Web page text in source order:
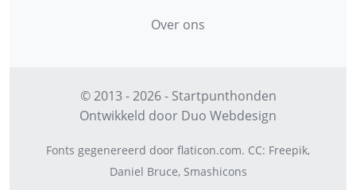
Over ons
© 2013 - 2026 - Startpunthonden
Ontwikkeld door Duo Webdesign
Fonts gegenereerd door flaticon.com. CC: Freepik,
Daniel Bruce, Smashicons